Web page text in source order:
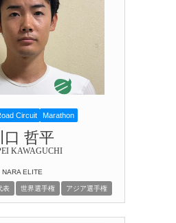
Circuit Marathon
口 哲平
KAWAGUCHI
NARA ELITE
表 世界選手権 アジア選手権